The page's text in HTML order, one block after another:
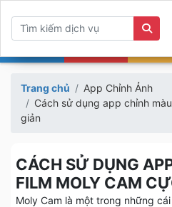
Trang chủ
App Chỉnh Ảnh
Cách sử dụng app chỉnh
giản
CÁCH SỬ DỤNG
FILM MOLY CAM
Moly Cam là một trong những